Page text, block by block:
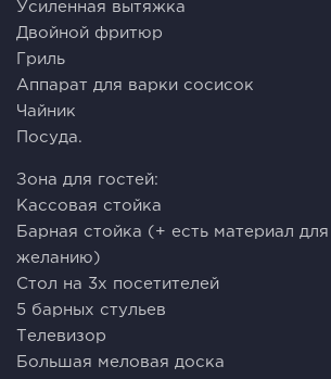
Усиленная вытяжка
Двойной фритюр
Гриль
Аппарат для варки сосисок
Чайник
Посуда.
Зона для гостей:
Кассовая стойка
Барная стойка (+ есть материал
желанию)
Стол на 3х посетителей
5 барных стульев
Телевизор
Большая меловая доска